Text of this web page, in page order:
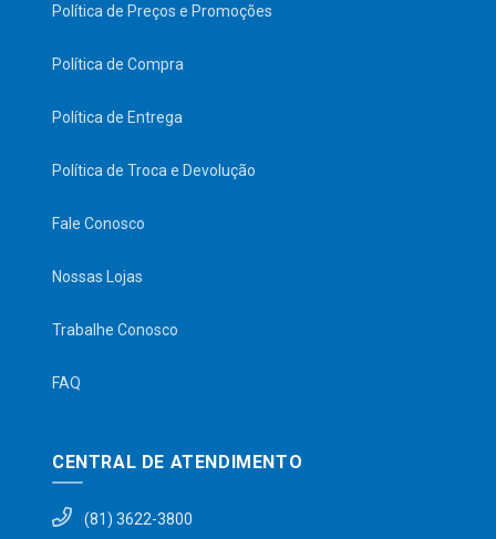
Política de Preços e Promoções
Política de Compra
Política de Entrega
Política de Troca e Devolução
Fale Conosco
Nossas Lojas
Trabalhe Conosco
FAQ
CENTRAL DE ATENDIMENTO
(81) 3622-3800